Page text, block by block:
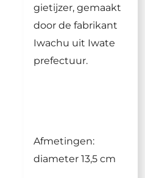
gietijzer, gemaakt
door de fabrikant
Iwachu uit Iwate
prefectuur.
Afmetingen:
diameter 13,5 cm